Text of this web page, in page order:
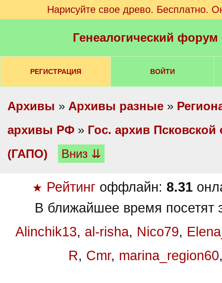
Нарисуйте свое древо. Бесплатно.
Генеалогический
РЕГИСТРАЦИЯ ВОЙТИ
Архивы » Архивы разные »
архивы РФ » Гос. архив Псковской
(ГАПО)
Вниз ⇊
★ Рейтинг оффлайн: 8.31
В ближайшее время посетят
Alinchik13, al-risha, Nico79,
R, Cmr, marina_region60